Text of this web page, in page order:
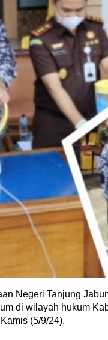
Negeri Tanjung
di wilayah hukum
(5/9/24).